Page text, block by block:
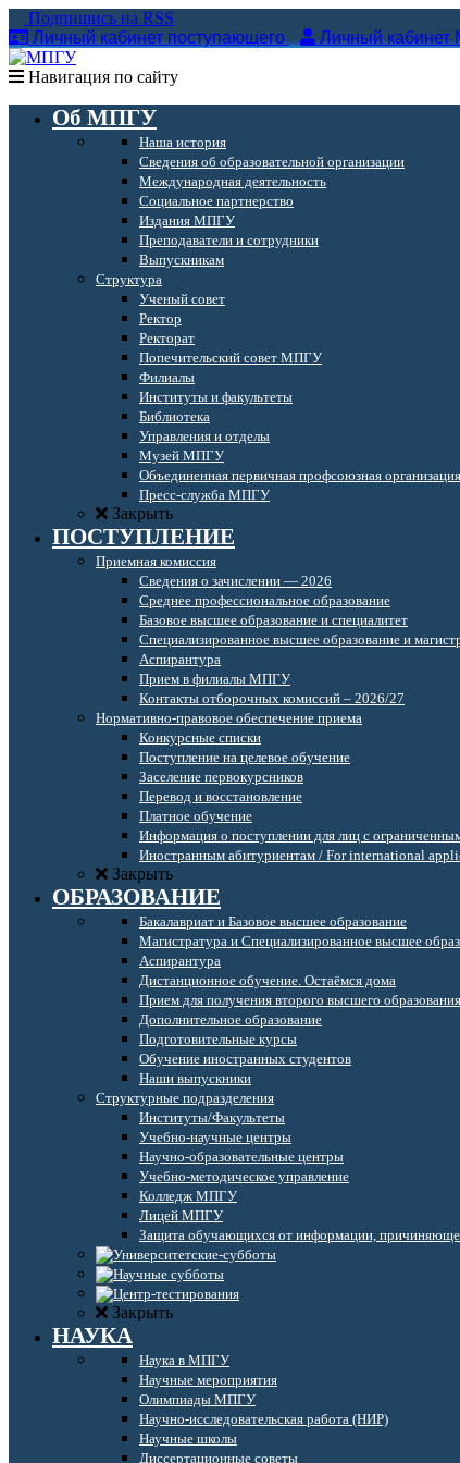
Подпишись на RSS
Личный кабинет поступающего
Личный
Навигация по сайту
Об МПГУ
Наша история
Сведения об образовательной организации
Международная деятельность
Социальное партнерство
Издания МПГУ
Преподаватели и сотрудники
Выпускникам
Структура
Ученый совет
Ректор
Ректорат
Попечительский совет МПГУ
Филиалы
Институты и факультеты
Библиотека
Управления и отделы
Музей МПГУ
Объединенная первичная профсоюзная
Пресс-служба МПГУ
Закрыть
ПОСТУПЛЕНИЕ
Приемная комиссия
Сведения о зачислении — 2026
Среднее профессиональное образование
Базовое высшее образование и специалитет
Специализированное высшее образование и
Аспирантура
Прием в филиалы МПГУ
Контакты отборочных комиссий – 2026/27
Нормативно-правовое обеспечение приема
Конкурсные списки
Поступление на целевое обучение
Заселение первокурсников
Перевод и восстановление
Платное обучение
Информация о поступлении для лиц с
Иностранным абитуриентам / For international
Закрыть
ОБРАЗОВАНИЕ
Бакалавриат и Базовое высшее образование
Магистратура и Специализированное высшее
Аспирантура
Дистанционное обучение. Остаёмся дома
Прием для получения второго высшего образования
Дополнительное образование
Подготовительные курсы
Обучение иностранных студентов
Наши выпускники
Структурные подразделения
Институты/Факультеты
Учебно-научные центры
Научно-образовательные центры
Учебно-методическое управление
Колледж МПГУ
Лицей МПГУ
Защита обучающихся от информации,
Закрыть
НАУКА
Наука в МПГУ
Научные мероприятия
Олимпиады МПГУ
Научно-исследовательская работа (НИР)
Научные школы
Диссертационные советы